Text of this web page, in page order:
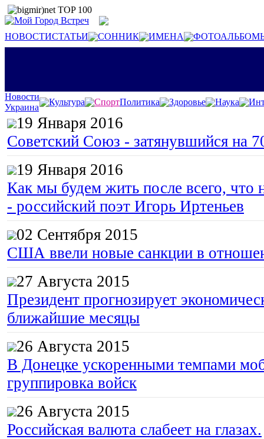
НОВОСТИСТАТЬИ СОННИК ИМЕНА
Новости
Украина
Культура СпортПолитика Здоровье Наука
19 Января 2016
Советский Союз - затянувшийся на
19 Января 2016
Как мы будем жить после всего, что
- российский поэт Игорь Иртеньев
02 Сентября 2015
США ввели новые санкции в
27 Августа 2015
Президент прогнозирует
ближайшие месяцы
26 Августа 2015
В Донецке ускоренными темпами
группировка войск
26 Августа 2015
Российская валюта слабеет на глазах.